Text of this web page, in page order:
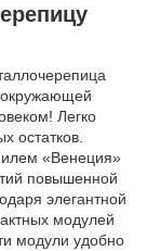
окружающей
Легко
остатков.
«Венеция»
повышенной
элегантной
модулей
модули удобно